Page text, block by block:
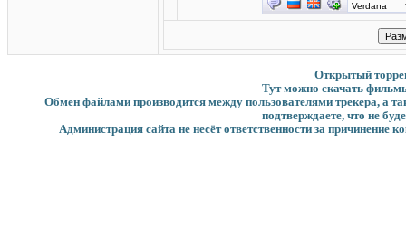
Открытый
Тут можно скачать
Обмен файлами производится между пользователями трекера, а
подтверждаете, что не
Администрация сайта не несёт ответственности за причинение